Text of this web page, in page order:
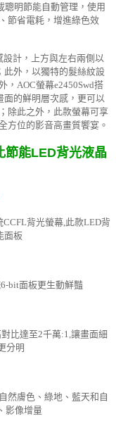
聰明節能自動管理，使用
節省電耗，增進綠色效
設計，上方與左右兩側以
此外，以獨特的髮絲紋設
，AOC螢幕e2450Swd搭
面的鮮明層次感，更可以
除此之外，此款螢幕可享
方位的影音高畫質饗宴。
節能LED背光液晶
背光螢幕,此款LED背
面板
bit面板更生動鮮豔
比達至2千萬:1,讓畫面細
分明
然膚色、綠地、藍天和自
影像增量